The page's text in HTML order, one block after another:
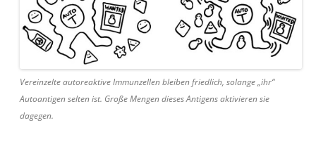
Vereinzelte autoreaktive Immunzellen bleiben friedlich, solange „ihr“
Autoantigen selten ist. Große Mengen dieses Antigens aktivieren sie
dagegen.